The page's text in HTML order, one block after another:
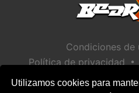
Utilizamos cookies para
Condiciones de
Política de privacidad •
Política de